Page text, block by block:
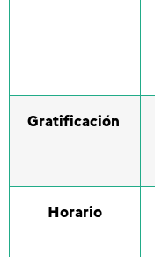
Gratificación
Horario